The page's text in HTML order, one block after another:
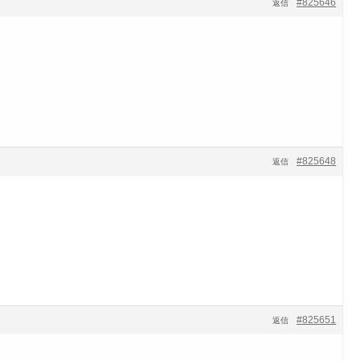
#825646
返信
#825648
返信
#825651
返信